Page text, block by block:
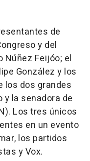
de
y del
Núñez Feijóo; el
González y los
los dos grandes
la senadora de
Los tres únicos
en un evento
los partidos
y Vox.